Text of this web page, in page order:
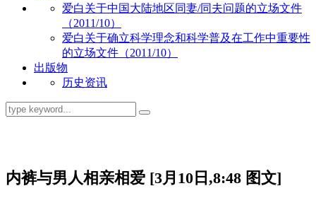
爱白关于中国大陆地区同妻/同夫问题的立场文件
（2011/10）
爱白关于确立科学理念和科学普及在工作中重要性
的立场文件（2011/10）
出版物
历史资讯
内裤与男人相亲相爱 [3月10日,8:48 图文]